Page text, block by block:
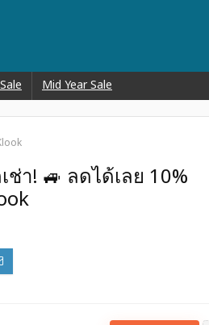
Mid Year Sale
า! 🚙 ลดได้เลย 10%